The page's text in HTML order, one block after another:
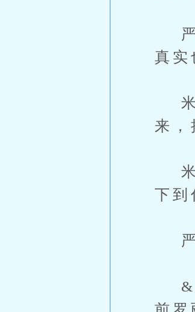
严
真实
米
来
米
下到
严